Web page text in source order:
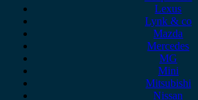
Lexus
Lynk & co
Mazda
Mercedes
MG
Mini
Mitsubishi
Nissan